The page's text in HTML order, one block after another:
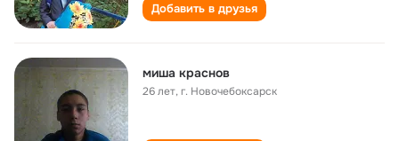
Добавить в друзья
миша краснов
26 лет,г. Новочебоксарск